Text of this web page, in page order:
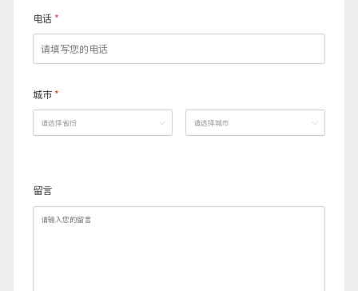
电话 *
城市 *
留言